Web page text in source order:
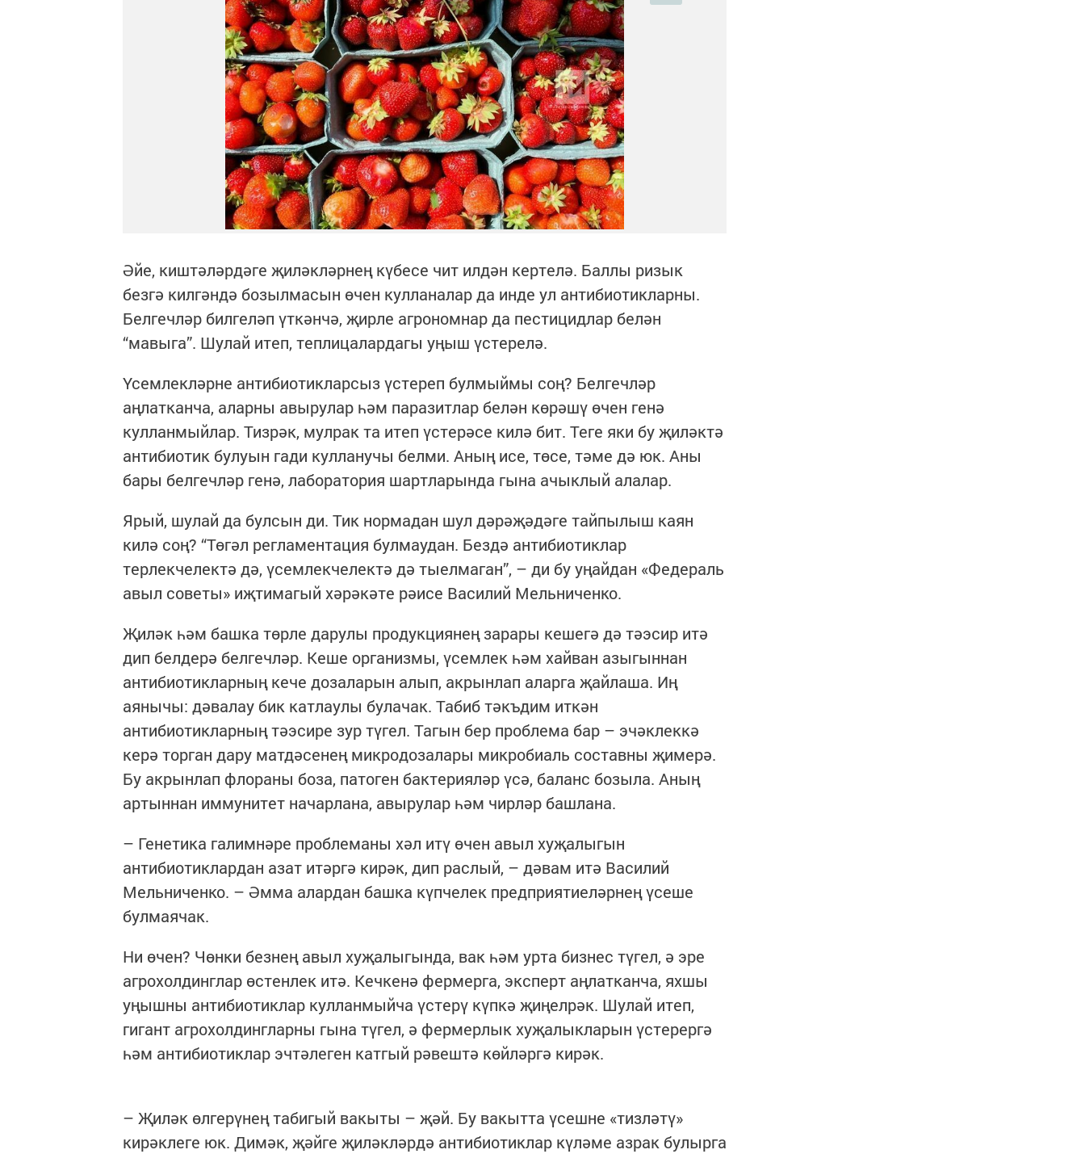
Әйе, киштәләрдәге җиләкләрнең күбесе чит илдән кертелә. Баллы ризык
безгә килгәндә бозылмасын өчен кулланалар да инде ул антибиотикларны.
Белгечләр билгеләп үткәнчә, җирле агрономнар да пестицидлар белән
“мавыга”. Шулай итеп, теплицалардагы уңыш үстерелә.
Үсемлекләрне антибиотикларсыз үстереп булмыймы соң? Белгечләр
аңлатканча, аларны авырулар һәм паразитлар белән көрәшү өчен генә
кулланмыйлар. Тизрәк, мулрак та итеп үстерәсе килә бит. Теге яки бу җиләктә
антибиотик булуын гади кулланучы белми. Аның исе, төсе, тәме дә юк. Аны
бары белгечләр генә, лаборатория шартларында гына ачыклый алалар.
Ярый, шулай да булсын ди. Тик нормадан шул дәрәҗәдәге тайпылыш каян
килә соң? “Төгәл регламентация булмаудан. Бездә антибиотиклар
терлекчелектә дә, үсемлекчелектә дә тыелмаган”, – ди бу уңайдан «Федераль
авыл советы» иҗтимагый хәрәкәте рәисе Василий Мельниченко.
Җиләк һәм башка төрле дарулы продукциянең зарары кешегә дә тәэсир итә
дип белдерә белгечләр. Кеше организмы, үсемлек һәм хайван азыгыннан
антибиотикларның кече дозаларын алып, акрынлап аларга җайлаша. Иң
аянычы: дәвалау бик катлаулы булачак. Табиб тәкъдим иткән
антибиотикларның тәэсире зур түгел. Тагын бер проблема бар – эчәклеккә
керә торган дару матдәсенең микродозалары микробиаль составны җимерә.
Бу акрынлап флораны боза, патоген бактерияләр үсә, баланс бозыла. Аның
артыннан иммунитет начарлана, авырулар һәм чирләр башлана.
– Генетика галимнәре проблеманы хәл итү өчен авыл хуҗалыгын
антибиотиклардан азат итәргә кирәк, дип раслый, – дәвам итә Василий
Мельниченко. – Әмма алардан башка күпчелек предприятиеләрнең үсеше
булмаячак.
Ни өчен? Чөнки безнең авыл хуҗалыгында, вак һәм урта бизнес түгел, ә эре
агрохолдинглар өстенлек итә. Кечкенә фермерга, эксперт аңлатканча, яхшы
уңышны антибиотиклар кулланмыйча үстерү күпкә җиңелрәк. Шулай итеп,
гигант агрохолдингларны гына түгел, ә фермерлык хуҗалыкларын үстерергә
һәм антибиотиклар эчтәлеген катгый рәвештә көйләргә кирәк.
– Җиләк өлгерүнең табигый вакыты – җәй. Бу вакытта үсешне «тизләтү»
кирәклеге юк. Димәк, җәйге җиләкләрдә антибиотиклар күләме азрак булырга